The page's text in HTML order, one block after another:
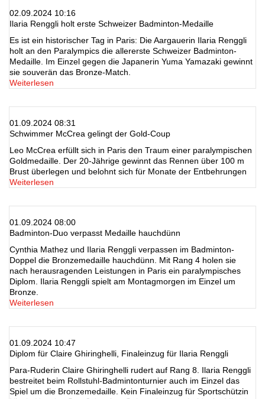
02.09.2024 10:16
Ilaria Renggli holt erste Schweizer Badminton-Medaille
Es ist ein historischer Tag in Paris: Die Aargauerin Ilaria Renggli
holt an den Paralympics die allererste Schweizer Badminton-
Medaille. Im Einzel gegen die Japanerin Yuma Yamazaki gewinnt
sie souverän das Bronze-Match.
Weiterlesen
01.09.2024 08:31
Schwimmer McCrea gelingt der Gold-Coup
Leo McCrea erfüllt sich in Paris den Traum einer paralympischen
Goldmedaille. Der 20-Jährige gewinnt das Rennen über 100 m
Brust überlegen und belohnt sich für Monate der Entbehrungen
Weiterlesen
01.09.2024 08:00
Badminton-Duo verpasst Medaille hauchdünn
Cynthia Mathez und Ilaria Renggli verpassen im Badminton-
Doppel die Bronzemedaille hauchdünn. Mit Rang 4 holen sie
nach herausragenden Leistungen in Paris ein paralympisches
Diplom. Ilaria Renggli spielt am Montagmorgen im Einzel um
Bronze.
Weiterlesen
01.09.2024 10:47
Diplom für Claire Ghiringhelli, Finaleinzug für Ilaria Renggli
Para-Ruderin Claire Ghiringhelli rudert auf Rang 8. Ilaria Renggli
bestreitet beim Rollstuhl-Badmintonturnier auch im Einzel das
Spiel um die Bronzemedaille. Kein Finaleinzug für Sportschützin